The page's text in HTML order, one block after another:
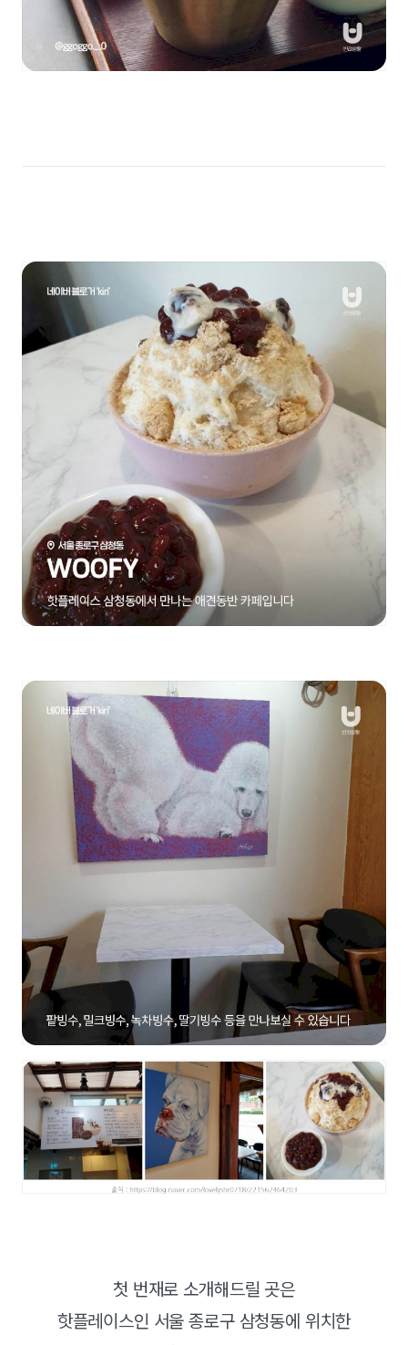
첫 번재로 소개해드릴 곳은
핫플레이스인 서울 종로구 삼청동에 위치한